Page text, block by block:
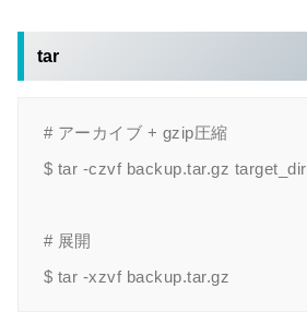
tar
# アーカイブ + gzip圧縮
$ tar -czvf backup.tar.gz target_dir
# 展開